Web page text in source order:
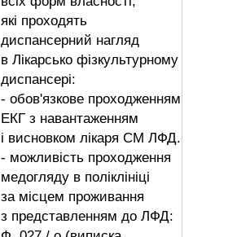
які проходять
диспансерний нагляд
в Лікарсько фізкультурному
диспансері:
- обов'язкове проходженням
ЕКГ з навантаженням
і висновком лікаря СМ ЛФД.
- можливість проходження
медогляду в поліклініці
за місцем проживання
з представленням до ЛФД: